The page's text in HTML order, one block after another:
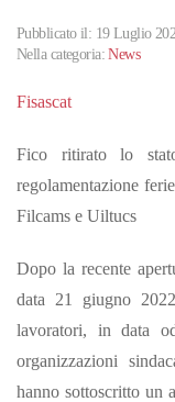
Pubblicato il: 19 Luglio
Nella categoria:News
Fisascat
Fico ritirato lo
regolamentazione
Filcams e Uiltucs
Dopo la recente
data 21 giugno
lavoratori, in data
organizzazioni
hanno sottoscritto un